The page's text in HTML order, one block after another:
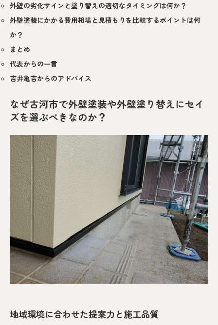
外壁の劣化サインと塗り替えの適切なタイミングは何か？
外壁塗装にかかる費用相場と見積もりを比較するポイントは何
か？
まとめ
代表からの一言
吉井亀吉からのアドバイス
なぜ古河市で外壁塗装や外壁塗り替えにセイ
ズを選ぶべきなのか？
地域環境に合わせた提案力と施工品質